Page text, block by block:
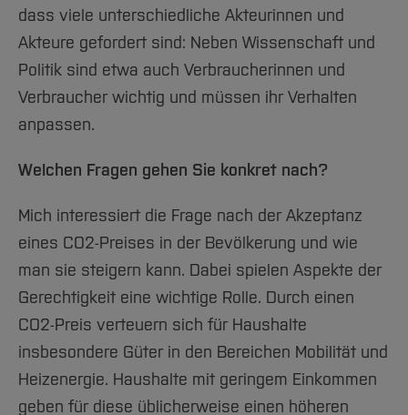
dass viele unterschiedliche Akteurinnen und
Akteure gefordert sind: Neben Wissenschaft und
Politik sind etwa auch Verbraucherinnen und
Verbraucher wichtig und müssen ihr Verhalten
anpassen.
Welchen Fragen gehen Sie konkret nach?
Mich interessiert die Frage nach der Akzeptanz
eines CO2-Preises in der Bevölkerung und wie
man sie steigern kann. Dabei spielen Aspekte der
Gerechtigkeit eine wichtige Rolle. Durch einen
CO2-Preis verteuern sich für Haushalte
insbesondere Güter in den Bereichen Mobilität und
Heizenergie. Haushalte mit geringem Einkommen
geben für diese üblicherweise einen höheren